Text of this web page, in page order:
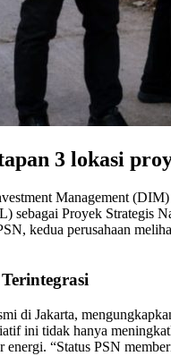
3 lokasi
Management
sebagai Proyek Strategis
kedua perusahaan
di Jakarta,
ini tidak hanya
energi. “Status PSN